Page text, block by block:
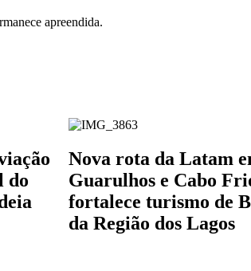
apreendida.
do
Nova rota da Latam
Guarulhos e Cabo
fortalece turismo de
da Região dos Lagos